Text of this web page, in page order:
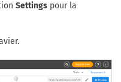
Settings pour la